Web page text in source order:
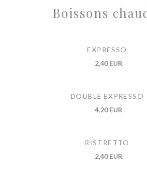
Boissons
EXPRESSO
2,40 EUR
DOUBLE EXPRESSO
4,20 EUR
RISTRETTO
2,40 EUR